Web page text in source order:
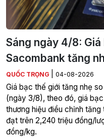
Sáng ngày 4/8:
Sacombank tăng
QUỐC TRỌNG 04-08-2026
Giá bạc thế giới tăng nhẹ
(ngày 3/8), theo đó, giá
thương hiệu điều chỉnh
đạt trên 2,240 triệu đồng/
đồng/kg.